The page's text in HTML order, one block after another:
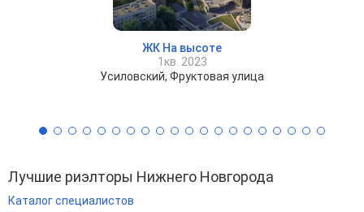
ЖК На высоте
1кв. 2023
Усиловский, Фруктовая улица
Лучшие риэлторы Нижнего Новгорода
Каталог специалистов